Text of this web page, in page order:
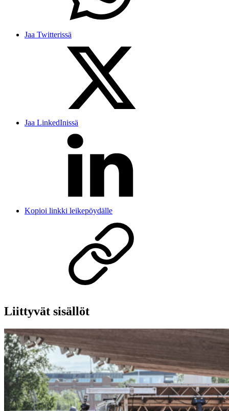
Jaa Twitterissä
Jaa LinkedInissä
Kopioi linkki leikepöydälle
Liittyvät sisällöt